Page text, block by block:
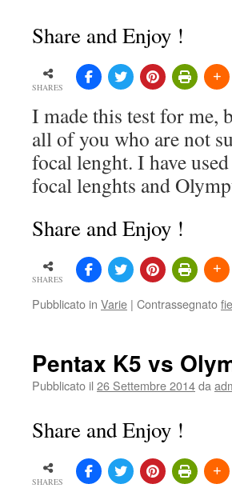
Share and Enjoy !
SHARES
I made this test for me,
all of you who are not
focal lenght. I have
focal lenghts and
Share and Enjoy !
SHARES
Pubblicato in Varie | Contrassegnato
Pentax K5 vs
Pubblicato il 26 Settembre 2014da
Share and Enjoy !
SHARES